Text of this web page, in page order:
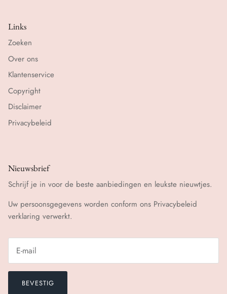
Links
Zoeken
Over ons
Klantenservice
Copyright
Disclaimer
Privacybeleid
Nieuwsbrief
Schrijf je in voor de beste aanbiedingen en leukste nieuwtjes.
Uw persoonsgegevens worden conform ons Privacybeleid
verklaring verwerkt.
BEVESTIG